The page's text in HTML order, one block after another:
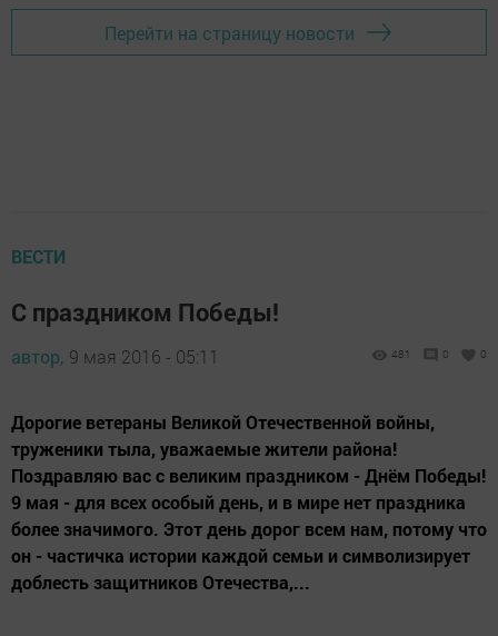
Перейти на страницу новости
ВЕСТИ
С праздником Победы!
автор, 9 мая 2016 - 05:11 481 0 0
Дорогие ветераны Великой Отечественной войны,
труженики тыла, уважаемые жители района!
Поздравляю вас с великим праздником - Днём Победы!
9 мая - для всех особый день, и в мире нет праздника
более значимого. Этот день дорог всем нам, потому что
он - частичка истории каждой семьи и символизирует
доблесть защитников Отечества,...